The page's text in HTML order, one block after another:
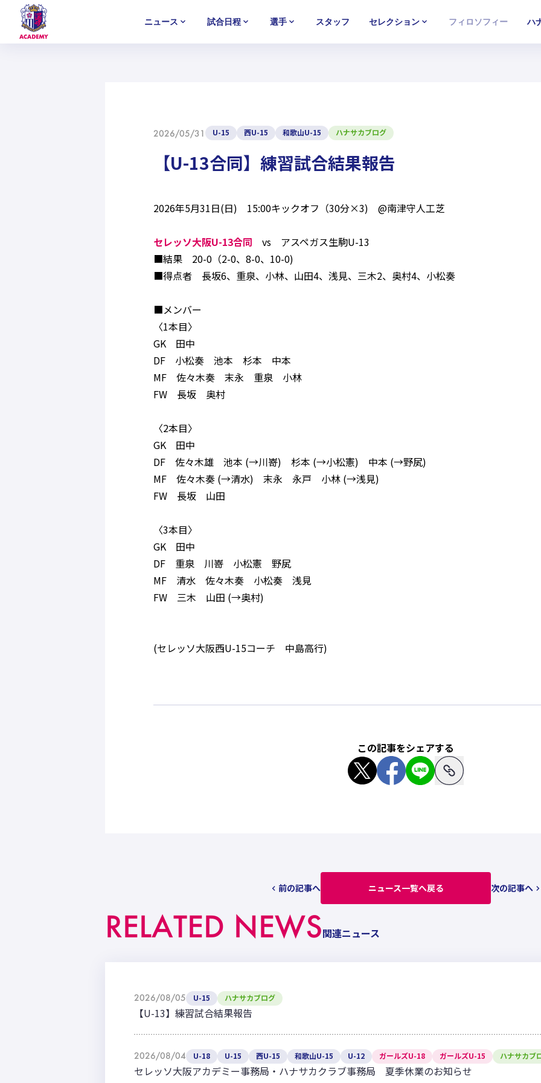
ニュース 試合日程 選手 スタッフ セレクション フィロソフィー ハ
2026/05/31 U-15 西U-15 和歌山U-15 ハナサカブログ
【U-13合同】練習試合結果報告
2026年5月31日(日) 15:00キックオフ（30分×3) @南津守人工芝
セレッソ大阪U-13合同 vs アスペガス生駒U-13
■結果 20-0（2-0、8-0、10-0)
■得点者 長坂6、重泉、小林、山田4、浅見、三木2、奥村4、小松奏
■メンバー
〈1本目〉
GK 田中
DF 小松奏 池本 杉本 中本
MF 佐々木奏 末永 重泉 小林
FW 長坂 奥村
〈2本目〉
GK 田中
DF 佐々木雄 池本 (→川嵜) 杉本 (→小松憲) 中本 (→野㞍)
MF 佐々木奏 (→清水) 末永 永戸 小林 (→浅見)
FW 長坂 山田
〈3本目〉
GK 田中
DF 重泉 川嵜 小松憲 野㞍
MF 清水 佐々木奏 小松奏 浅見
FW 三木 山田 (→奥村)
(セレッソ大阪西U-15コーチ 中島高行)
この記事をシェアする
前の記事へ ニュース一覧へ戻る 次の記事へ
RELATED NEWS関連ニュース
2026/08/05 U-15 ハナサカブログ
【U-13】練習試合結果報告
2026/08/04 U-18 U-15 西U-15 和歌山U-15 U-12 ガールズU-18 ガールズU-15 ハナサカブ
セレッソ大阪アカデミー事務局・ハナサカクラブ事務局 夏季休業のお知らせ